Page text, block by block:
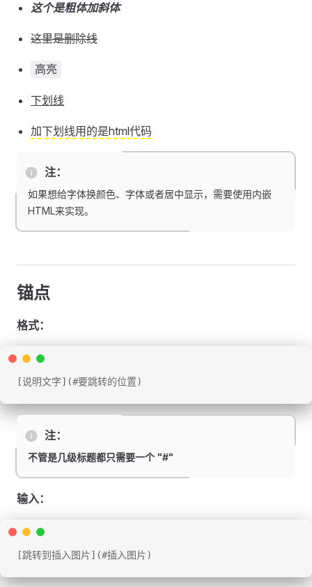
这个是粗体加斜体
这里是删除线
高亮
下划线
加下划线用的是html代码
注：
如果想给字体换颜色、字体或者居中显示，需要使用内嵌
HTML来实现。
锚点
格式：
[说明文字](#要跳转的位置)
注：
不管是几级标题都只需要一个 "#"
输入：
[跳转到插入图片](#插入图片)